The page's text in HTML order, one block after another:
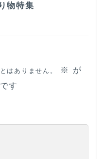
り物特集
はありません。 ※
が
す